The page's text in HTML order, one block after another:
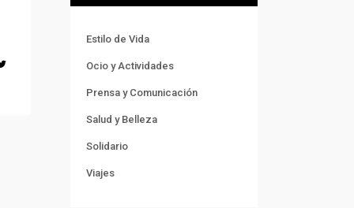
Estilo de Vida
Ocio y Actividades
Prensa y Comunicación
Salud y Belleza
Solidario
Viajes